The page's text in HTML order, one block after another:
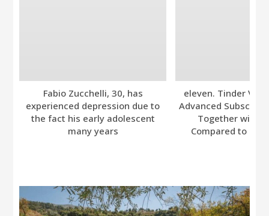
Fabio Zucchelli, 30, has
experienced depression due to
the fact his early adolescent
many years
eleven. Tinder
Advanced
Together with
Compared to